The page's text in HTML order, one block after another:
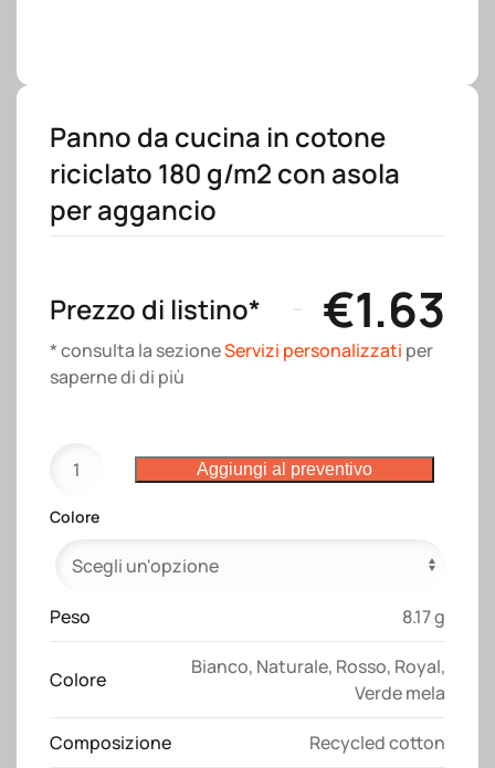
Panno da cucina in cotone
riciclato 180 g/m2 con asola
per aggancio
Prezzo di listino* €1.63
* consulta la sezioneServizi personalizzati per
saperne di di più
cucina
cotone
180
g/m2
con
asola
per
aggancio
Aggiungi al preventivo
Colore
Peso 8.17 g
Colore
Bianco, Naturale, Rosso, Royal,
Verde mela
Composizione Recycled cotton